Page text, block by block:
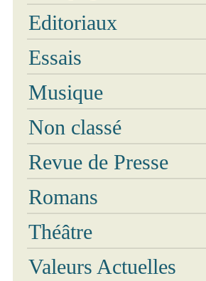
Editoriaux
Essais
Musique
Non classé
Revue de Presse
Romans
Théâtre
Valeurs Actuelles